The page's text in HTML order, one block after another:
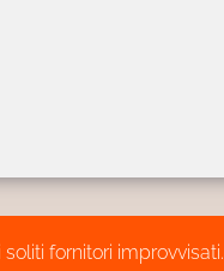
fornitori improvvisati.